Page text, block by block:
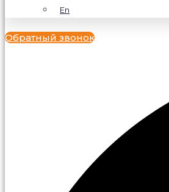
En
Обратный звонок